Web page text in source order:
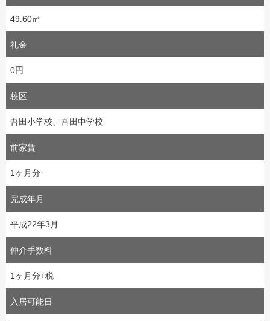
49.60㎡
礼金
0円
校区
吾田小学校、吾田中学校
前家賃
1ヶ月分
完成年月
平成22年3月
仲介手数料
1ヶ月分+税
入居可能日